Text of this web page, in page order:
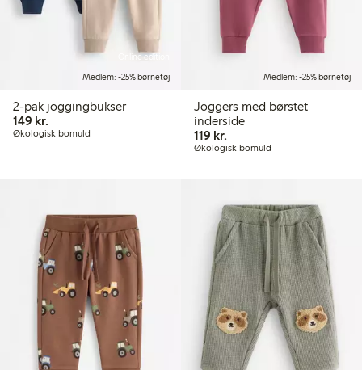
Online edition
Medlem: -25% børnetøj
2-pak joggingbukser
149 kr.
Økologisk bomuld
Medlem: -25% børnetøj
Joggers med børstet
inderside
119 kr.
Økologisk bomuld